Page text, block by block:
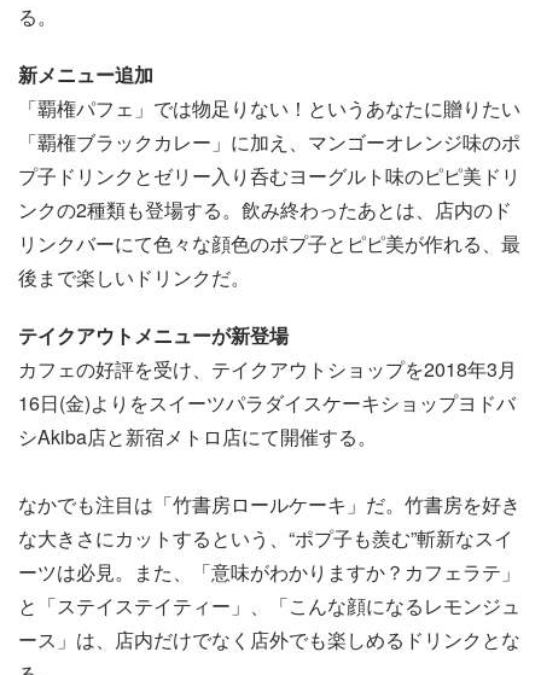
る。
新メニュー追加
「覇権パフェ」では物足りない！というあなたに贈りたい
「覇権ブラックカレー」に加え、マンゴーオレンジ味のポ
プ子ドリンクとゼリー入り呑むヨーグルト味のピピ美ドリ
ンクの2種類も登場する。飲み終わったあとは、店内のド
リンクバーにて色々な顔色のポプ子とピピ美が作れる、最
後まで楽しいドリンクだ。
テイクアウトメニューが新登場
カフェの好評を受け、テイクアウトショップを2018年3月
16日(金)よりをスイーツパラダイスケーキショップヨドバ
シAkiba店と新宿メトロ店にて開催する。
なかでも注目は「竹書房ロールケーキ」だ。竹書房を好き
な大きさにカットするという、“ポプ子も羨む”斬新なスイ
ーツは必見。また、「意味がわかりますか？カフェラテ」
と「ステイステイティー」、「こんな顔になるレモンジュ
ース」は、店内だけでなく店外でも楽しめるドリンクとな